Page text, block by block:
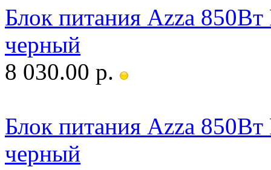
Блок питания Azza
черный
8 030.00 р.
Блок питания Azza
черный